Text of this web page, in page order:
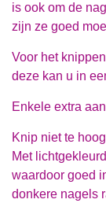
is ook om de
zijn ze goed
Voor het
deze kan u in
Enkele extra
Knip niet te
Met
waardoor goed
donkere nagels